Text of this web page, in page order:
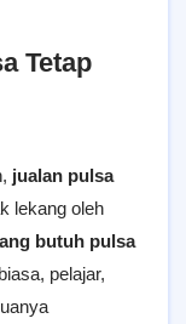
Tetap
jualan pulsa
lekang oleh
butuh pulsa
pelajar,